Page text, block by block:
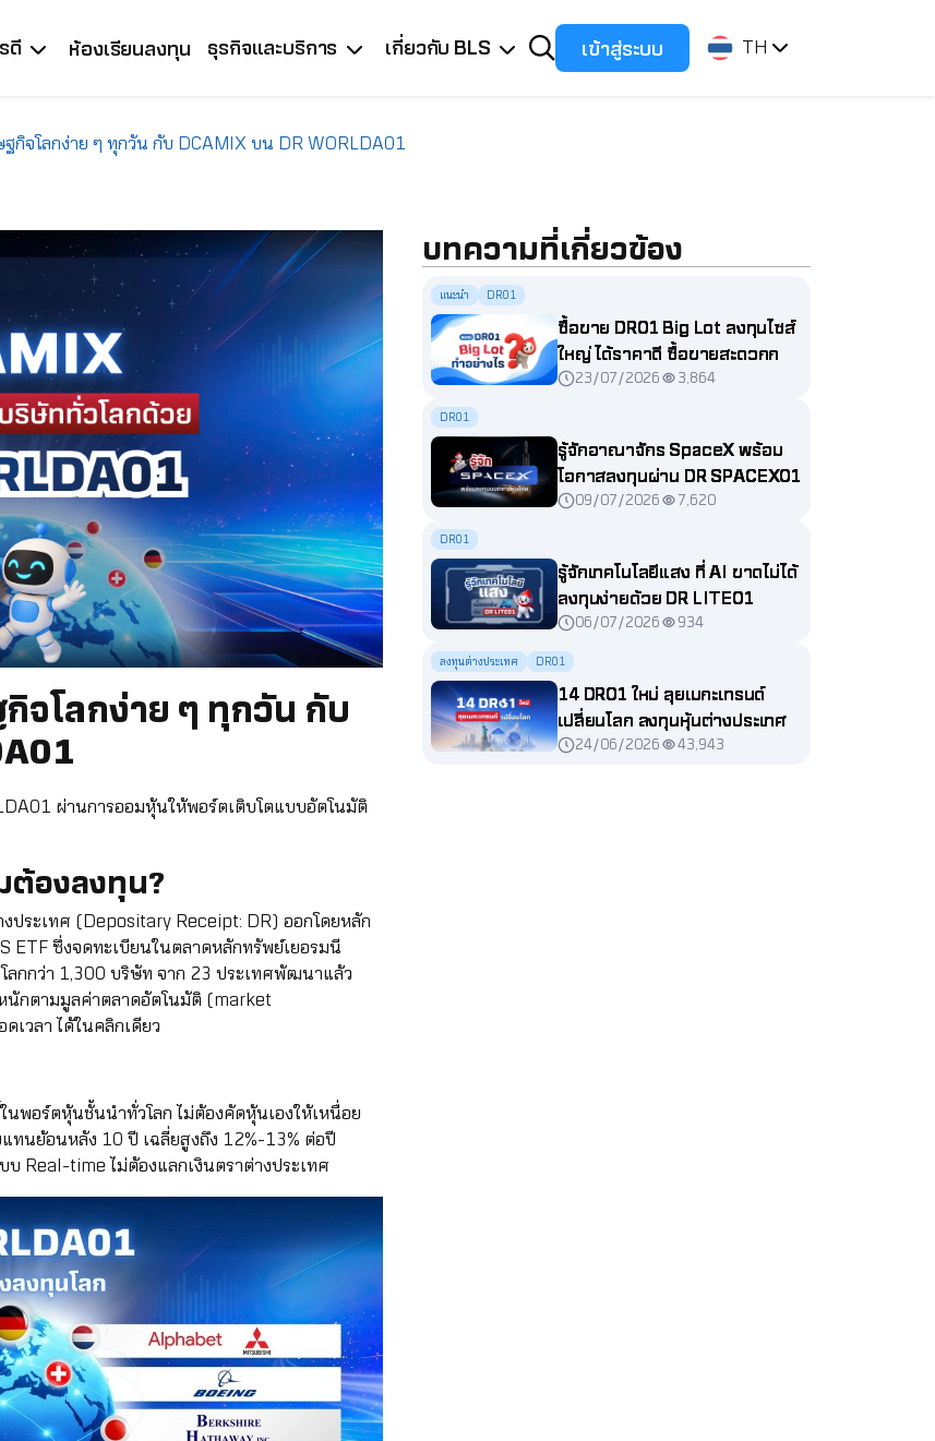
ดี ห้องเรียนลงทุน ธุรกิจและบริการ เกี่ยวกับ BLS เข้าสู่ระบบ TH
กิจโลกง่าย ๆ ทุกวัน กับ DCAMIX บน DR WORLDA01
จโลกง่าย ๆ ทุกวัน กับ
ผ่านการออมหุ้นให้พอร์ตเติบโตแบบอัตโนมัติ
ต้องลงทุน?
ระเทศ (Depositary Receipt: DR) ออกโดยหลัก
ETF ซึ่งจดทะเบียนในตลาดหลักทรัพย์เยอรมนี
กกว่า 1,300 บริษัท จาก 23 ประเทศพัฒนาแล้ว
นักตามมูลค่าตลาดอัตโนมัติ (market
วลา ได้ในคลิกเดียว
นพอร์ตหุ้นชั้นนำทั่วโลก ไม่ต้องคัดหุ้นเองให้เหนื่อย
นย้อนหลัง 10 ปี เฉลี่ยสูงถึง 12%-13% ต่อปี
Real-time ไม่ต้องแลกเงินตราต่างประเทศ
บทความที่เกี่ยวข้อง
แนะนำ DR01
ซื้อขาย DR01 Big Lot ลงทุนไซส์
ใหญ่ ได้ราคาดี ซื้อขายสะดวกกว่า
ที่คิด23/07/2026 3,864
DR01
รู้จักอาณาจักร SpaceX พร้อม
โอกาสลงทุนผ่าน DR SPACEX01
09/07/2026 7,620
DR01
รู้จักเทคโนโลยีแสง ที่ AI ขาดไม่ได้
ลงทุนง่ายด้วย DR LITE01
06/07/2026 934
ลงทุนต่างประเทศ DR01
14 DR01 ใหม่ ลุยเมกะเทรนด์
เปลี่ยนโลก ลงทุนหุ้นต่างประเทศ
ได้ง่ายผ่านตลาดหุ้นไทย
24/06/2026 43,943